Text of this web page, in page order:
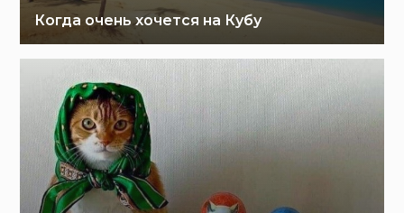
Когда очень хочется на Кубу